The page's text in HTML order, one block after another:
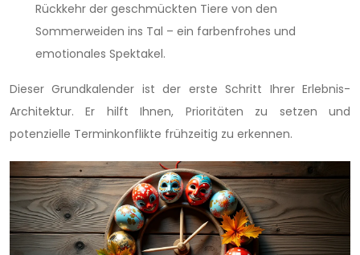
Rückkehr der geschmückten Tiere von den
Sommerweiden ins Tal – ein farbenfrohes und
emotionales Spektakel.
Dieser Grundkalender ist der erste Schritt Ihrer Erlebnis-
Architektur. Er hilft Ihnen, Prioritäten zu setzen und
potenzielle Terminkonflikte frühzeitig zu erkennen.